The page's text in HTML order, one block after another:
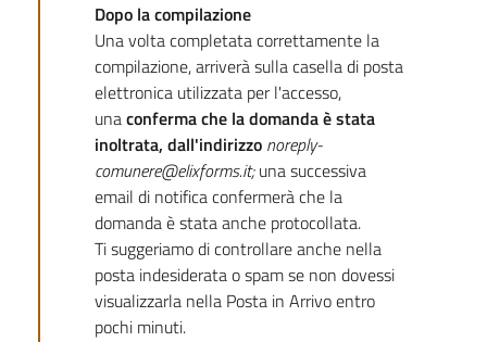
Dopo la compilazione
Una volta completata correttamente la
compilazione, arriverà sulla casella di posta
elettronica utilizzata per l'accesso,
unaconferma che la domanda è stata
inoltrata, dall'indirizzo noreply-
comunere@elixforms.it;una successiva
email di notifica confermerà che la
domanda è stata anche protocollata.
Ti suggeriamo di controllare anche nella
posta indesiderata o spam se non dovessi
visualizzarla nella Posta in Arrivo entro
pochi minuti.